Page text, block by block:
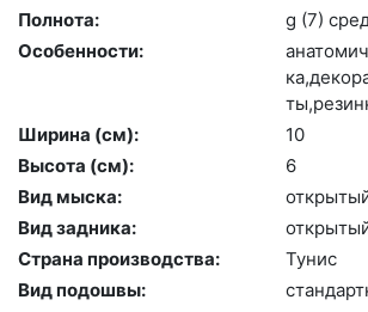
Полнота:
g (7)
Особенности:
Ширина (см):
10
Высота (cм):
6
Вид мыска:
Вид задника:
Страна производства:
Ту­нис
Вид подошвы: